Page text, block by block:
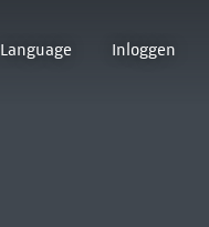
Language Inloggen